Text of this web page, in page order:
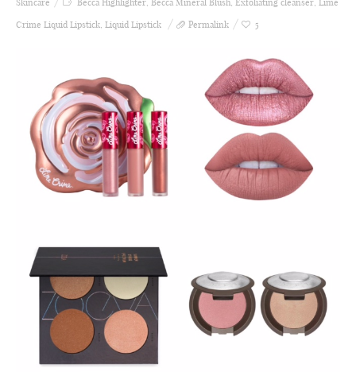
Skincare
Becca Highlighter, Becca Mineral Blush, Exfoliating cleanser, Lime
Crime Liquid Lipstick, Liquid Lipstick Permalink 5